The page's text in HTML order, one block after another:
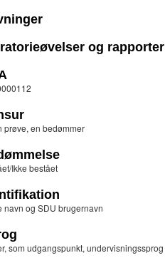
og rapporter
prøve, en bedømmer
Ikke bestået
navn og SDU brugernavn
som udgangspunkt, undervisningssprog